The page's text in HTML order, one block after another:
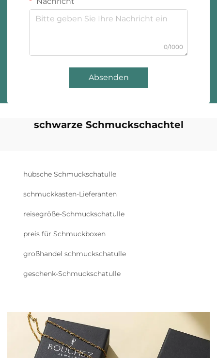
0/1000
Absenden
schwarze Schmuckschachtel
hübsche Schmuckschatulle
schmuckkasten-Lieferanten
reisegröße-Schmuckschatulle
preis für Schmuckboxen
großhandel schmuckschatulle
geschenk-Schmuckschatulle